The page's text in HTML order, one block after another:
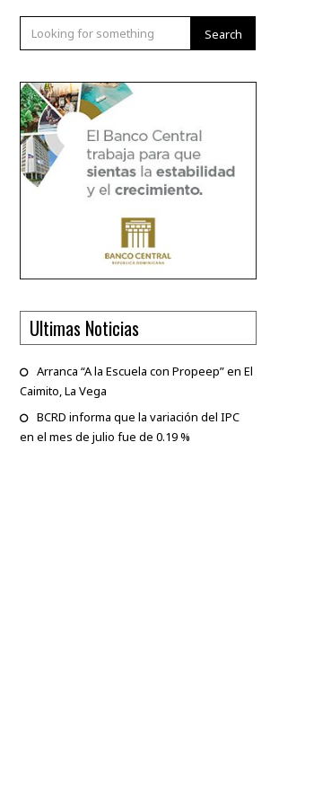
Search
Ultimas Noticias
Arranca “A la Escuela con Propeep” en El
Caimito, La Vega
BCRD informa que la variación del IPC
en el mes de julio fue de 0.19 %